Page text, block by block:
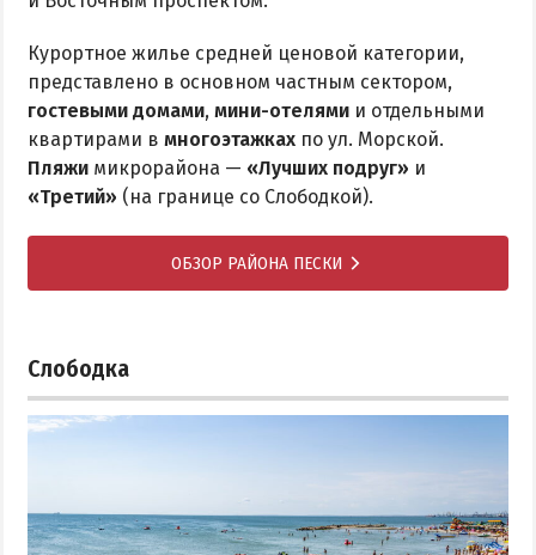
Курортное жилье средней ценовой категории,
представлено в основном частным сектором,
гостевыми домами, мини-отелями и отдельными
квартирами в многоэтажках по ул. Морской.
Пляжи микрорайона — «Лучших подруг» и
«Третий» (на границе со Слободкой).
ОБЗОР РАЙОНА ПЕСКИ
Слободка